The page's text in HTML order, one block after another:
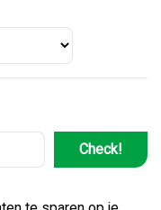
Check!